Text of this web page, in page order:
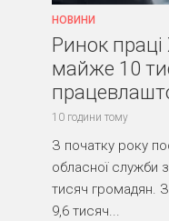
НОВИНИ
Ринок
майже 10
10 години тому
З початку року
обласної служби
тисяч громадян.
9,6 тисяч...